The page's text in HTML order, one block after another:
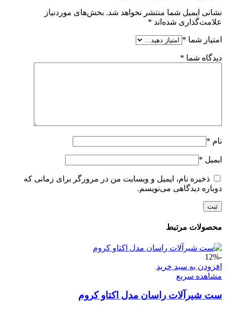
نشانی ایمیل شما منتشر نخواهد شد. بخش‌های موردنیاز
علامت‌گذاری شده‌اند *
امتیاز شما *
دیدگاه شما *
نام *
ایمیل *
ذخیره نام، ایمیل و وبسایت من در مرورگر برای زمانی که
دوباره دیدگاهی می‌نویسم.
محصولات مرتبط
-12%
افزودن به سبد خرید
مشاهده سریع
ست شیرآلات راسان مدل اکتاو کروم